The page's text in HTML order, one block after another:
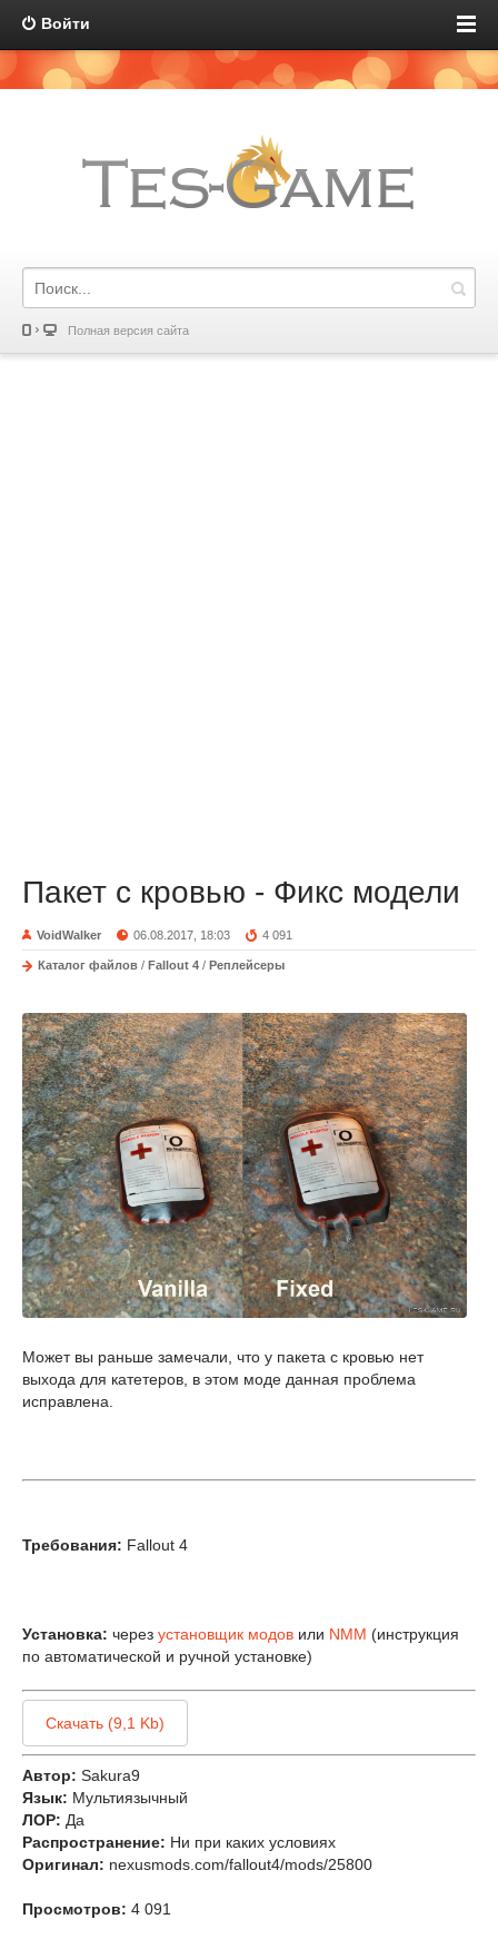
Войти
Полная версия сайта
Пакет с кровью - Фикс модели
VoidWalker 06.08.2017, 18:03 4 091
Каталог файлов / Fallout 4 / Реплейсеры
Может вы раньше замечали, что у пакета с кровью нет
выхода для катетеров, в этом моде данная проблема
исправлена.
Требования: Fallout 4
Установка: через установщик модов или NMM (инструкция
по автоматической и ручной установке)
Скачать (9,1 Kb)
Автор: Sakura9
Язык: Мультиязычный
ЛОР: Да
Распространение: Ни при каких условиях
Оригинал: nexusmods.com/fallout4/mods/25800
Просмотров: 4 091